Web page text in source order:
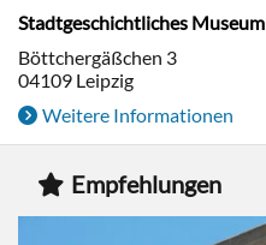
Stadtgeschichtliches Museum
Böttchergäßchen 3
04109 Leipzig
Weitere Informationen
Empfehlungen